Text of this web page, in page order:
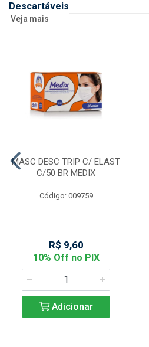
Descartáveis
Veja mais
MASC DESC TRIP C/ ELAST
C/50 BR MEDIX
Código: 009759
R$ 9,60
10% Off no PIX
Adicionar